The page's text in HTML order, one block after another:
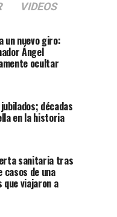
VIDEOS
un nuevo giro:
Ángel
ocultar
décadas
en la historia
sanitaria tras
de una
viajaron a
1 semana ago